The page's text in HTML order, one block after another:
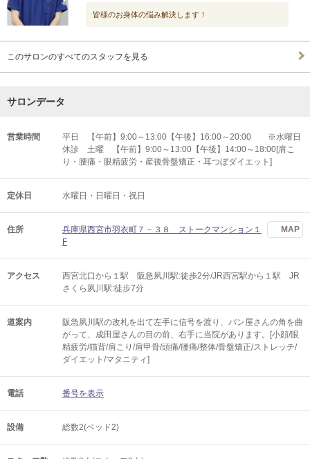
皆様のお身体の悩み解決します！
このサロンのすべてのスタッフを見る
サロンデータ
営業時間
平日 【午前】9:00～13:00【午後】16:00～20:00 ※水曜日
休診 土曜 【午前】9:00～13:00【午後】14:00～18:00[肩こ
り・腰痛・眼精疲労・産後骨盤矯正・耳つぼダイエット]
定休日 水曜日・日曜日・祝日
住所
兵庫県西宮市羽衣町７－３８ ストークマンション１
F
MAP
アクセス
西宮北口から１駅 阪急夙川駅:徒歩2分/JR西宮駅から１駅 JR
さくら夙川駅:徒歩7分
道案内
阪急夙川駅の改札を出て左手に信号を渡り、パン屋さんの角を曲
がって、成田屋さんの目の前、右手に当院があります。[小顔/眼
精疲労/猫背/肩こり/肩甲骨/頭痛/腰痛/整体/骨盤矯正/ストレッチ/
ダイエット/マタニティ]
電話 番号を表示
設備 総数2(ベッド2)